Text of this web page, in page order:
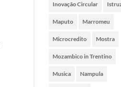
Inovação Circular
Maputo Marromeu
Microcredito Mostra
Mozambico in Trentino
Musica Nampula